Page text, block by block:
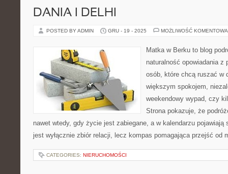
DANIA I DELHI
POSTED BY ADMIN GRU - 19 - 2025 MOŻLIWOŚĆ
Matka w Berku to blog
naturalność opowiadania z
osób, które chcą ruszać w
większym spokojem,
weekendowy wypad, czy
Strona pokazuje, że
nawet wtedy, gdy życie jest zabiegane, a w kalendarzu pojawiają
jest wyłącznie zbiór relacji, lecz kompas pomagająca przejść od
CATEGORIES: NIERUCHOMOŚCI